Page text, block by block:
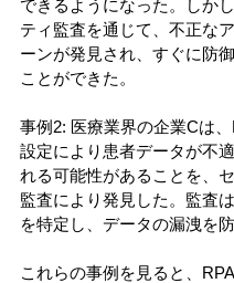
できるようになった。しか
ティ監査を通じて、不正な
ーンが発見され、すぐに防
ことができた。
事例2: 医療業界の企業Cは
設定により患者データが不
れる可能性があることを、
監査により発見した。監査
を特定し、データの漏洩を防
これらの事例を見ると、